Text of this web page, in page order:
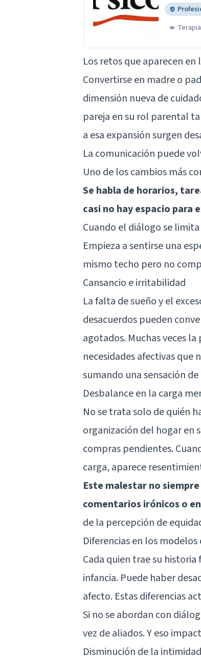
Los retos que aparecen en
Convertirse en madre o
dimensión nueva de
pareja en su rol parental
a esa expansión surgen
La comunicación puede
Uno de los cambios más
Se habla de horarios,
casi no hay espacio para
Cuando el diálogo se
Empieza a sentirse una
mismo techo pero no
Cansancio e irritabilidad
La falta de sueño y el
desacuerdos pueden
agotados. Muchas veces
necesidades afectivas que
sumando una sensación
Desbalance en la carga
No se trata solo de quién
organización del hogar en
compras pendientes.
carga, aparece
Este malestar no
comentarios irónicos o
de la percepción de
Diferencias en los modelos
Cada quien trae su historia
infancia. Puede haber
afecto. Estas diferencias
Si no se abordan con
vez de aliados. Y eso
Disminución de la